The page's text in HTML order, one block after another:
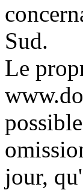
Sud.
Le
jour,